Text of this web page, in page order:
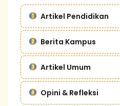
Artikel Pendidikan
Berita Kampus
Artikel Umum
Opini & Refleksi